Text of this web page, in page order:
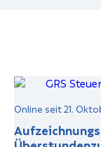
Online seit 21.